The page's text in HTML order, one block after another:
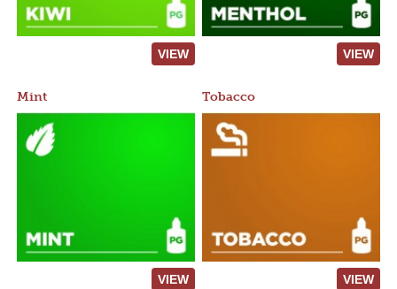
VIEW VIEW
Mint
VIEW
Tobacco
VIEW